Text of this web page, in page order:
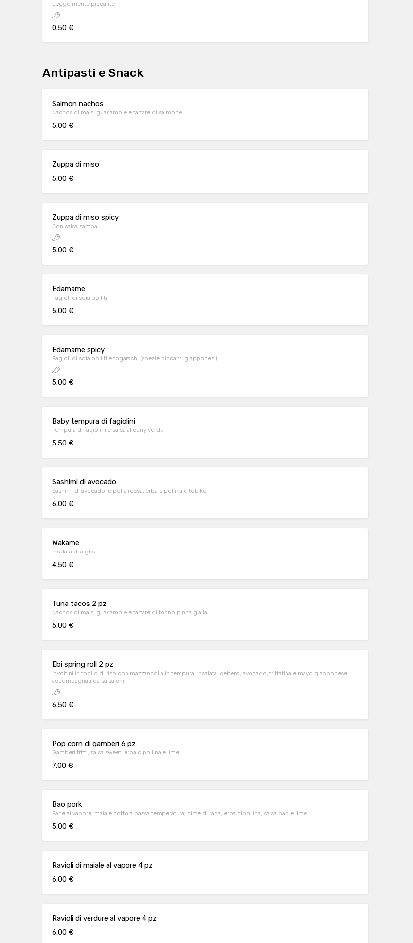
Leggermente piccante
0.50 €
Antipasti e Snack
Salmon nachos
Nachos di mais, guacamole e tartare di salmone
5.00 €
Zuppa di miso
5.00 €
Zuppa di miso spicy
Con salsa sambal
5.00 €
Edamame
Fagioli di soia bolliti
5.00 €
Edamame spicy
Fagioli di soia bolliti e togarashi (spezie piccanti giapponesi)
5.00 €
Baby tempura di fagiolini
Tempura di fagiolini e salsa al curry verde
5.50 €
Sashimi di avocado
Sashimi di avocado, cipolla rossa, erba cipollina e tobiko
6.00 €
Wakame
Insalata di alghe
4.50 €
Tuna tacos 2 pz
Nachos di mais, guacamole e tartare di tonno pinna gialla
5.00 €
Ebi spring roll 2 pz
Involtini in foglio di riso con mazzancolla in tempura, insalata iceberg, avocado, frittatina e mayo giapponese
accompagnati da salsa chili
6.50 €
Pop corn di gamberi 6 pz
Gamberi fritti, salsa sweet, erba cipollina e lime
7.00 €
Bao pork
Pane al vapore, maiale cotto a bassa temperatura, cime di rapa, erba cipollina, salsa bao e lime
5.00 €
Ravioli di maiale al vapore 4 pz
6.00 €
Ravioli di verdure al vapore 4 pz
6.00 €